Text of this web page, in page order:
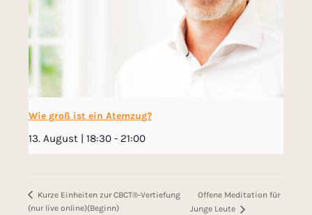
Wie groß ist ein Atemzug?
13. August | 18:30 - 21:00
Kurze Einheiten zur CBCT®-Vertiefung
(nur live online)(Beginn)
Offene Meditation für
Junge Leute